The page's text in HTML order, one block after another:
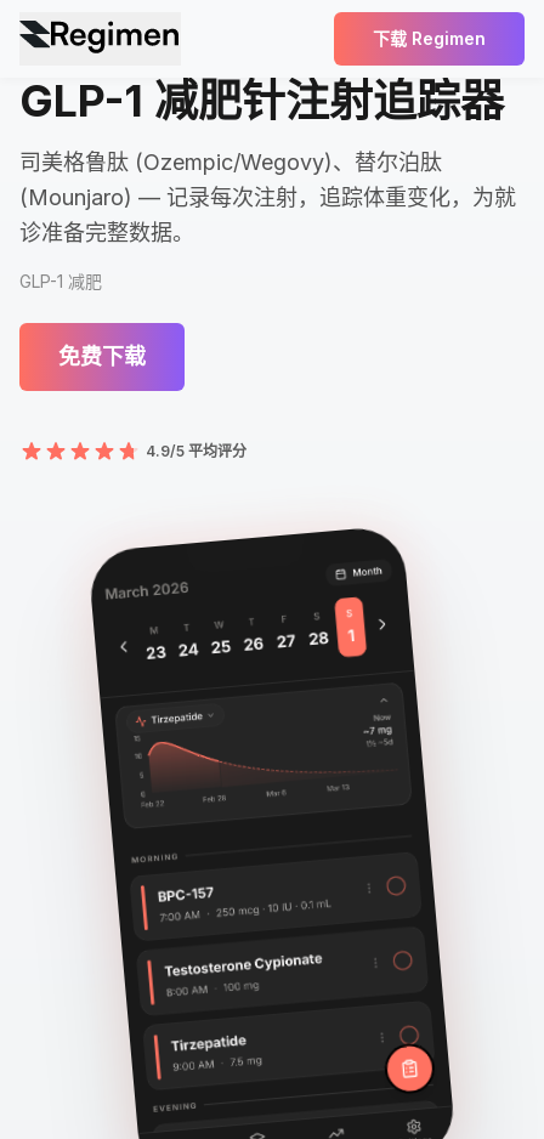
下载 Regimen
GLP-1 减肥针注射追踪器
司美格鲁肽 (Ozempic/Wegovy)、替尔泊肽
(Mounjaro) — 记录每次注射，追踪体重变化，为就
诊准备完整数据。
GLP-1 减肥
免费下载
4.9/5 平均评分